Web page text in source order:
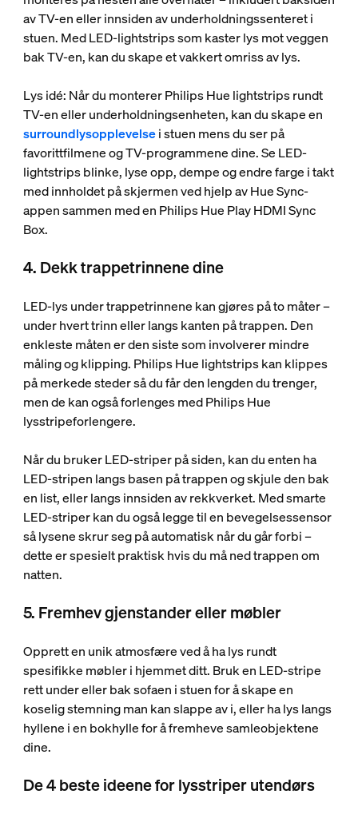
av TV-en eller innsiden av underholdningssenteret i
stuen. Med LED-lightstrips som kaster lys mot veggen
bak TV-en, kan du skape et vakkert omriss av lys.
Lys idé: Når du monterer Philips Hue lightstrips rundt
TV-en eller underholdningsenheten, kan du skape en
surroundlysopplevelsei stuen mens du ser på
favorittfilmene og TV-programmene dine. Se LED-
lightstrips blinke, lyse opp, dempe og endre farge i takt
med innholdet på skjermen ved hjelp av Hue Sync-
appen sammen med en Philips Hue Play HDMI Sync
Box.
4. Dekk trappetrinnene dine
LED-lys under trappetrinnene kan gjøres på to måter –
under hvert trinn eller langs kanten på trappen. Den
enkleste måten er den siste som involverer mindre
måling og klipping. Philips Hue lightstrips kan klippes
på merkede steder så du får den lengden du trenger,
men de kan også forlenges med Philips Hue
lysstripeforlengere.
Når du bruker LED-striper på siden, kan du enten ha
LED-stripen langs basen på trappen og skjule den bak
en list, eller langs innsiden av rekkverket. Med smarte
LED-striper kan du også legge til en bevegelsessensor
så lysene skrur seg på automatisk når du går forbi –
dette er spesielt praktisk hvis du må ned trappen om
natten.
5. Fremhev gjenstander eller møbler
Opprett en unik atmosfære ved å ha lys rundt
spesifikke møbler i hjemmet ditt. Bruk en LED-stripe
rett under eller bak sofaen i stuen for å skape en
koselig stemning man kan slappe av i, eller ha lys langs
hyllene i en bokhylle for å fremheve samleobjektene
dine.
De 4 beste ideene for lysstriper utendørs